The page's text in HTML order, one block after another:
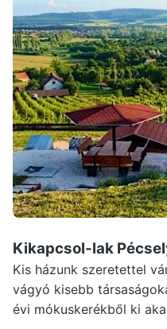
Kikapcsol-lak
Kis házunk szeretettel
vágyó kisebb
évi mókuskerékből ki